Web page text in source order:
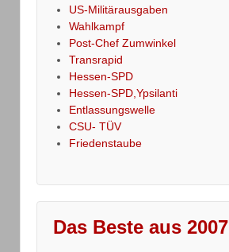
US-Militärausgaben
Wahlkampf
Post-Chef Zumwinkel
Transrapid
Hessen-SPD
Hessen-SPD,Ypsilanti
Entlassungswelle
CSU- TÜV
Friedenstaube
Das Beste aus 2007